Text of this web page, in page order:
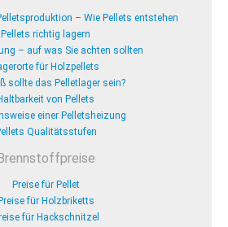
– Wie Pellets entstehen
Pellets richtig lagern
– auf was Sie achten sollten
für Holzpellets
sollte das Pelletlager sein?
von Pellets
einer Pelletsheizung
Qualitätsstufen
Preise für Pellet
Preise für Holzbriketts
für Hackschnitzel